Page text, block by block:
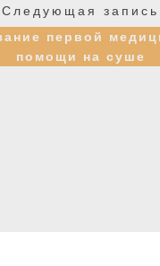
Следующая запись
первой
помощи на суше